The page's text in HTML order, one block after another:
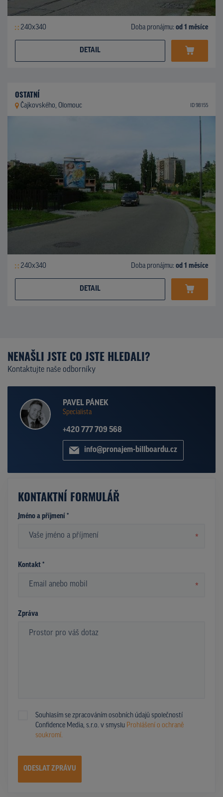
240x340 Doba pronájmu: od 1 měsíce
DETAIL
OSTATNÍ
Čajkovského, Olomouc ID 98155
240x340 Doba pronájmu: od 1 měsíce
DETAIL
NENAŠLI JSTE CO JSTE HLEDALI?
Kontaktujte naše odborníky
PAVEL PÁNEK
Specialista
+420 777 709 568
info@pronajem-billboardu.cz
KONTAKTNÍ FORMULÁŘ
Jméno a příjmení *
*
Kontakt *
*
Zpráva
Souhlasím se zpracováním osobních údajů společností
Confidence Media, s.r.o. v smyslu Prohlášení o ochraně
soukromí.
ODESLAT ZPRÁVU